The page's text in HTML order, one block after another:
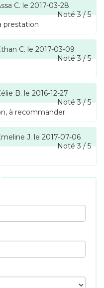
C. le 2017-03-28
Noté3/5
prestation
C. le 2017-03-09
Noté3/5
B. le 2016-12-27
Noté3/5
à recommander.
J. le 2017-07-06
Noté3/5